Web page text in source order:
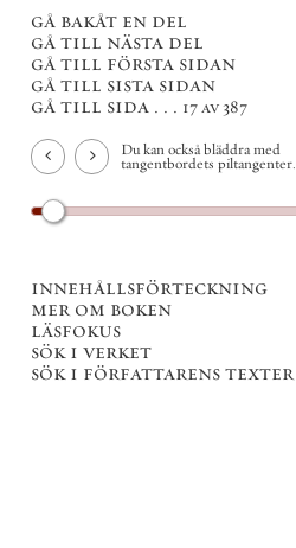
gå bakåt en del
gå till nästa del
gå till första sidan
gå till sista sidan
gå till sida . . . 17 av 387
Du kan också bläddra med
tangentbordets piltangenter.
innehållsförteckning
mer om boken
läsfokus
sök i verket
sök i författarens texter